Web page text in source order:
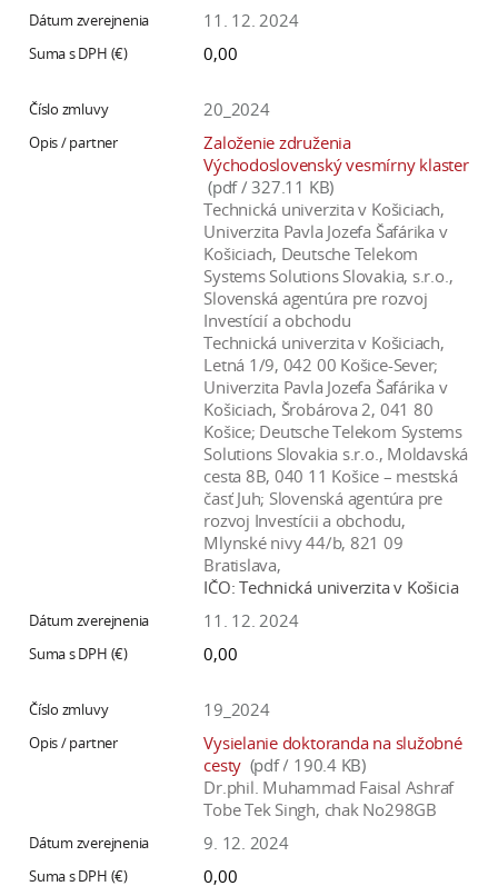
11. 12. 2024
0,00
20_2024
Založenie združenia
Východoslovenský vesmírny klaster
(pdf / 327.11 KB)
Technická univerzita v Košiciach,
Univerzita Pavla Jozefa Šafárika v
Košiciach, Deutsche Telekom
Systems Solutions Slovakia, s.r.o.,
Slovenská agentúra pre rozvoj
Investícií a obchodu
Technická univerzita v Košiciach,
Letná 1/9, 042 00 Košice-Sever;
Univerzita Pavla Jozefa Šafárika v
Košiciach, Šrobárova 2, 041 80
Košice; Deutsche Telekom Systems
Solutions Slovakia s.r.o., Moldavská
cesta 8B, 040 11 Košice – mestská
časť Juh; Slovenská agentúra pre
rozvoj Investícii a obchodu,
Mlynské nivy 44/b, 821 09
Bratislava,
IČO: Technická univerzita v Košicia
11. 12. 2024
0,00
19_2024
Vysielanie doktoranda na služobné
cesty (pdf / 190.4 KB)
Dr.phil. Muhammad Faisal Ashraf
Tobe Tek Singh, chak No298GB
9. 12. 2024
0,00